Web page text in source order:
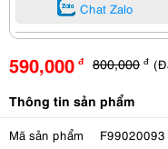
Chat Zalo
590,000 đ 800,000 đ
Thông tin sản phẩm
Mã sản phẩm F99020093